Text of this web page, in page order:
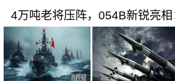
4万吨老将压阵，054B新锐亮